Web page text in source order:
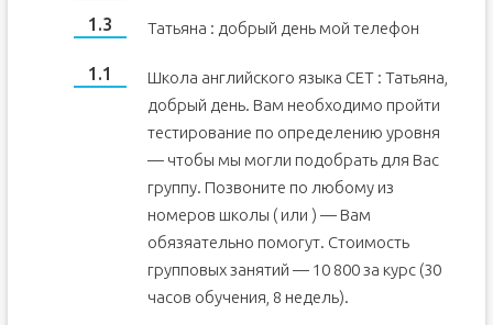
Татьяна : добрый день мой телефон
Школа английского языка CET : Татьяна,
добрый день. Вам необходимо пройти
тестирование по определению уровня
— чтобы мы могли подобрать для Вас
группу. Позвоните по любому из
номеров школы ( или ) — Вам
обязяательно помогут. Стоимость
групповых занятий — 10 800 за курс (30
часов обучения, 8 недель).